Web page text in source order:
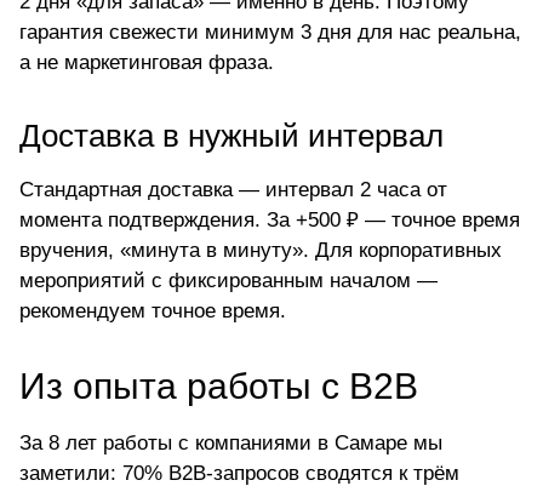
гарантия свежести минимум 3 дня для нас реальна,
а не маркетинговая фраза.
Доставка в нужный интервал
Стандартная доставка — интервал 2 часа от
момента подтверждения. За +500 ₽ — точное время
вручения, «минута в минуту». Для корпоративных
мероприятий с фиксированным началом —
рекомендуем точное время.
Из опыта работы с B2B
За 8 лет работы с компаниями в Самаре мы
заметили: 70% B2B-запросов сводятся к трём